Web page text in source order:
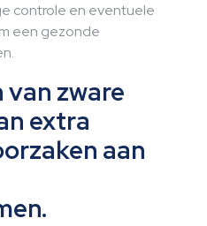
controle en eventuele
een gezonde
zware
extra
aan